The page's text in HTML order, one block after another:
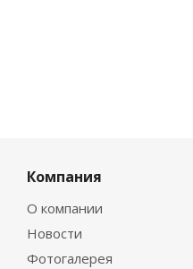
Компания
О компании
Новости
Фотогалерея